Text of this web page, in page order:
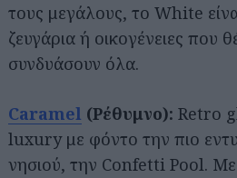
τους μεγάλους, το White
ζευγάρια ή οικογένειες που
συνδυάσουν όλα.
Caramel (Ρέθυμνο): Retro
luxury με φόντο την πιο
νησιού, την Confetti Pool. Με